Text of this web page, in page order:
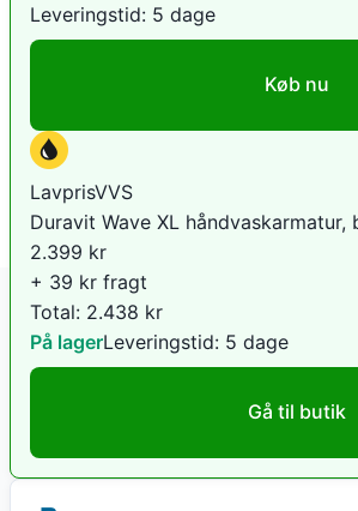
Leveringstid: 5 dage
Køb nu
LavprisVVS
Duravit Wave XL håndvaskarmatur,
2.399 kr
+ 39 kr fragt
Total: 2.438 kr
På lagerLeveringstid: 5 dage
Gå til butik